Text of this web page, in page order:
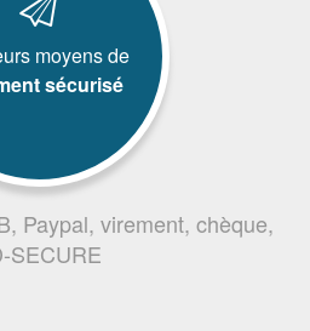
moyens de
sécurisé
Paypal, virement, chèque,
SECURE